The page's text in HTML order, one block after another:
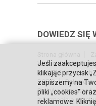
DOWIEDZ SIĘ
Warunki
BLIKIEM na kasach
RODO
Relacje
Polityka prywatności
Informacja o
Jeśli
klikając przycisk
zapiszemy na
pliki „cookies”
reklamowe.